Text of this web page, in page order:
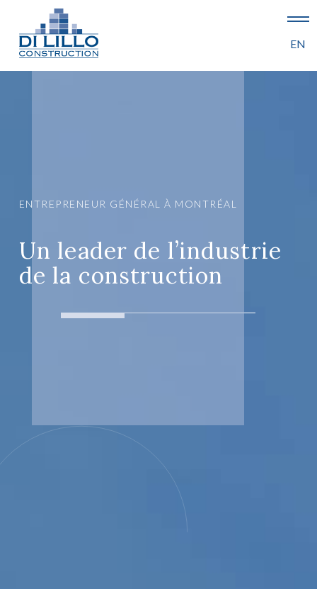
EN
ENTREPRENEUR GÉNÉRAL À MONTRÉAL
Un leader de l’industrie
de la construction